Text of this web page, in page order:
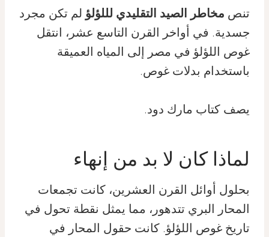
تنص مخاطر الصيد التقليدي لللؤلؤ لم تكن مجرد
جسدية. في أواخر القرن التاسع عشر، انتقل
غوص اللؤلؤ في مصر إلى المياه العميقة
باستخدام بدلات غوص.
يصف كتاب مارك دود.
لماذا كان لا بد من إنهاء
بحلول أوائل القرن العشرين، كانت تجمعات
المحار البري تتدهور، مما يمثل نقطة تحول في
تاريخ غوص اللؤلؤ. كانت حقول المحار في